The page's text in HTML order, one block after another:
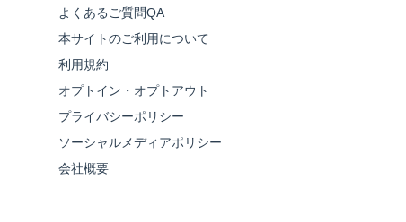
よくあるご質問QA
本サイトのご利用について
利用規約
オプトイン・オプトアウト
プライバシーポリシー
ソーシャルメディアポリシー
会社概要